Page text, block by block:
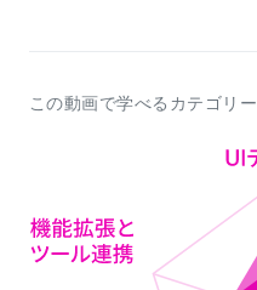
この動画で学べるカテゴリー